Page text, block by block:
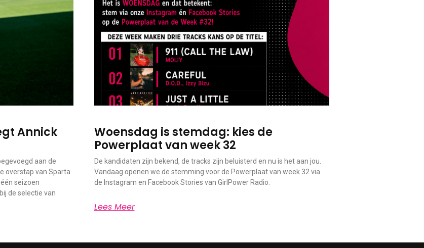
Annick
aan de
overstap van Sparta
seizoen
de selectie van
Woensdag is stemdag: kies de
Powerplaat van week 32
De kandidaten zijn bekend, de tracks zijn beluisterd en nu is het aan jou.
Vandaag openen we de stemming voor de Powerplaat van week 32 via
de Instagram en Facebook Stories van GirlPower Radio.
Lees Meer